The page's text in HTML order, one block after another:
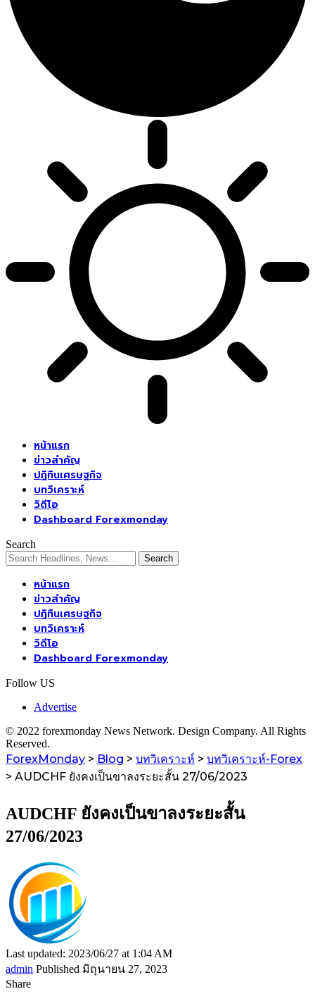
หน้าแรก
ข่าวสำคัญ
ปฏิทินเศรษฐกิจ
บทวิเคราะห์
วิดีโอ
Dashboard Forexmonday
Search
หน้าแรก
ข่าวสำคัญ
ปฏิทินเศรษฐกิจ
บทวิเคราะห์
วิดีโอ
Dashboard Forexmonday
Follow US
Advertise
© 2022 forexmonday News Network. Design Company. All Rights
Reserved.
ForexMonday > Blog > บทวิเคราะห์ > บทวิเคราะห์-Forex
> AUDCHF ยังคงเป็นขาลงระยะสั้น 27/06/2023
AUDCHF ยังคงเป็นขาลงระยะสั้น
27/06/2023
Last updated: 2023/06/27 at 1:04 AM
admin Published มิถุนายน 27, 2023
Share